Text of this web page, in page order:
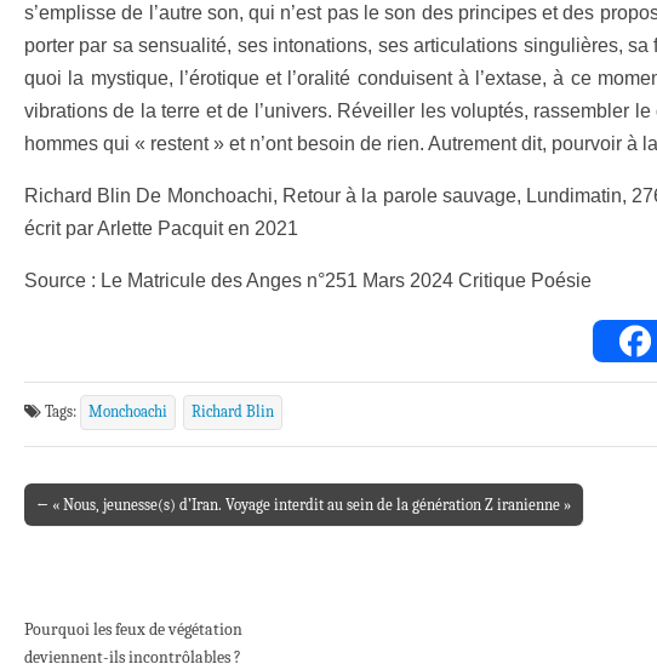
s’emplisse de l’autre son, qui n’est pas le son des principes et des
porter par sa sensualité, ses intonations, ses articulations singulières,
quoi la mystique, l’érotique et l’oralité conduisent à l’extase, à ce
vibrations de la terre et de l’univers. Réveiller les voluptés, rassembler
hommes qui « restent » et n’ont besoin de rien. Autrement dit, pourvoir
Richard Blin De Monchoachi, Retour à la parole sauvage, Lundimatin,
écrit par Arlette Pacquit en 2021
Source : Le Matricule des Anges n°251 Mars 2024 Critique Poésie
Tags: Monchoachi Richard Blin
Post navigation
← « Nous, jeunesse(s) d’Iran. Voyage interdit au sein de la génération Z iranienne »
Pourquoi les feux de végétation
deviennent-ils incontrôlables ?